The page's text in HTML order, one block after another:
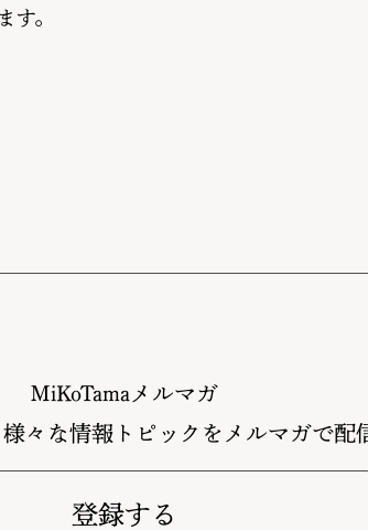
す。
MiKoTamaメルマガ
々な情報トピックをメルマガで配
登録する